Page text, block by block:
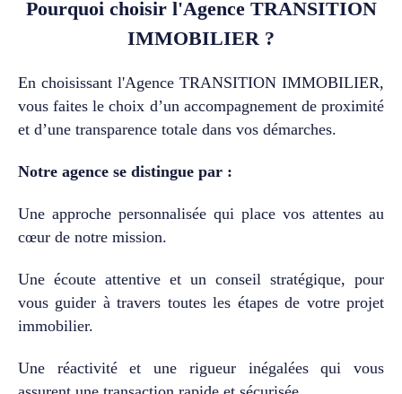
parfaitement intégrée,
conjugue lignes épurées et
La maison offre une qualité
de vie rare grâce à sa
configuration
pied, avec trois chambres
confort et la tranquillité. À
l’écart, une suite
indépendante avec salle
idéal pour recevoir en toute
intimité, ou imaginer un lieu
dédié à une activité
l’extérieur, le jardin dévoile
Pourquoi choisir l'Agence TRANSITION
IMMOBILIER ?
En choisissant l'Agence TRANSITION IMMOBILIER,
vous faites le choix d’un accompagnement de proximité
et d’une transparence totale dans vos démarches.
Notre agence se distingue par :
Une approche personnalisée qui place vos attentes au
cœur de notre mission.
Une écoute attentive et un conseil stratégique, pour
vous guider à travers toutes les étapes de votre projet
immobilier.
Une réactivité et une rigueur inégalées qui vous